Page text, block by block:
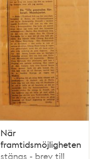
När
framtidsmöjligheten
stängs - brev till